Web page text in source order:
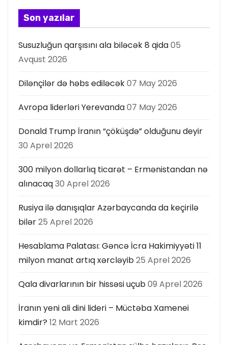
s
ı
Son yazılar
Susuzluğun qarşısını ala biləcək 8 qida05
Avqust 2026
Dilənçilər də həbs ediləcək07 May 2026
Avropa liderləri Yerevanda07 May 2026
Donald Trump İranın “çöküşdə” olduğunu deyir
30 Aprel 2026
300 milyon dollarlıq ticarət – Ermənistandan nə
alınacaq30 Aprel 2026
Rusiya ilə danışıqlar Azərbaycanda da keçirilə
bilər25 Aprel 2026
Hesablama Palatası: Gəncə İcra Hakimiyyəti 11
milyon manat artıq xərcləyib25 Aprel 2026
Qala divarlarının bir hissəsi uçub09 Aprel 2026
İranın yeni ali dini lideri – Müctəba Xamenei
kimdir? 12 Mart 2026